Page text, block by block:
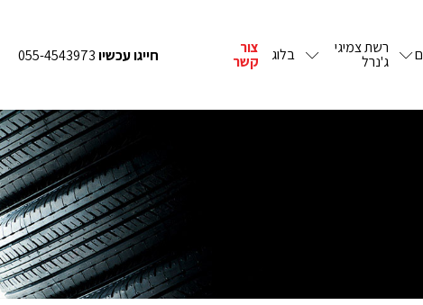
רשת צמיגי
ג'נרל בלוג צור
קשר חייגו עכשיו055-4543973